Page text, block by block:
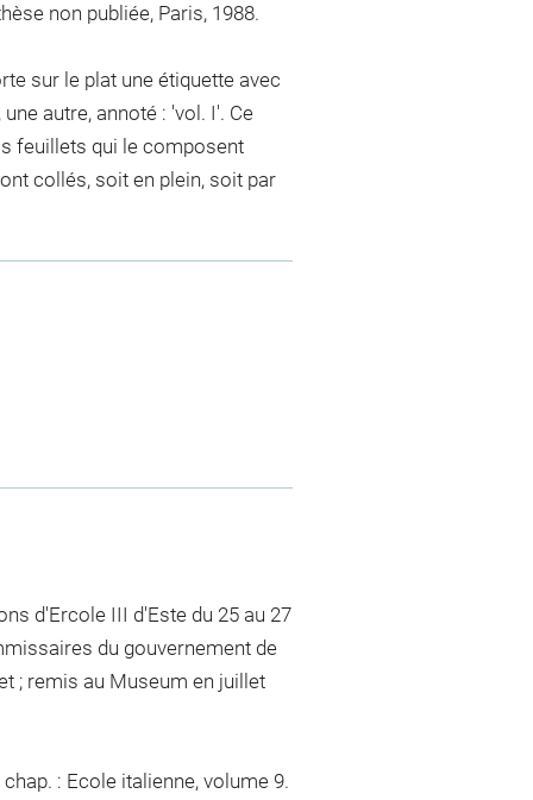
non publiée, Paris, 1988.
sur le plat une étiquette avec
autre, annoté : 'vol. I'. Ce
feuillets qui le composent
collés, soit en plein, soit par
d'Ercole III d'Este du 25 au 27
du gouvernement de
; remis au Museum en juillet
: Ecole italienne, volume 9.